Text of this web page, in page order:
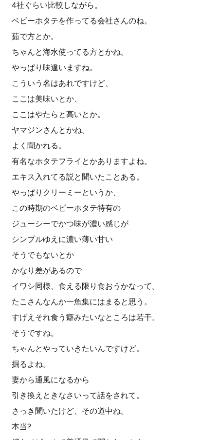
4社ぐらい比較しながら。
ベビーホタテを作ってる会社さんのね。
茹で方とか。
ちゃんと海水使ってる方とかね。
やっぱり味違いますね。
こういう名はあれですけど、
ここは美味いとか、
ここはやたらと高いとか。
ヤマジンさんとかね。
よく聞かれる。
有名なホタテフライとかありますよね。
エキス入れてる説と聞いたことある。
やっぱりクリーミーというか、
この時期のベビーホタテ特有の
ジューシーでかつ味が濃い感じが
シンプルゆえに濃い薄い甘い
そうでもないとか
かなり差があるので
イワシ同様、食える限り食おうかなって。
たこさんなんか一魚集にはまると思う。
すげえそれ食う癖みたいなところは若干。
そうですね。
ちゃんとやっていきたいんですけど。
掘るよね。
妻から通風になるから
引き換えときなさいって話をされて。
さっき聞いたけど、その道中ね。
本当?